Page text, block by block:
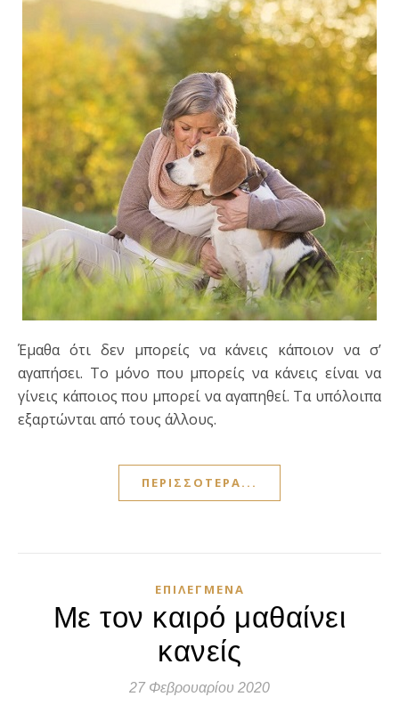
Έμαθα ότι δεν μπορείς να κάνεις κάποιον να σ’
αγαπήσει. Το μόνο που μπορείς να κάνεις είναι να
γίνεις κάποιος που μπορεί να αγαπηθεί. Τα υπόλοιπα
εξαρτώνται από τους άλλους.
ΠΕΡΙΣΣΌΤΕΡΑ...
ΕΠΙΛΕΓΜΈΝΑ
Με τον καιρό μαθαίνει
κανείς
27 Φεβρουαρίου 2020